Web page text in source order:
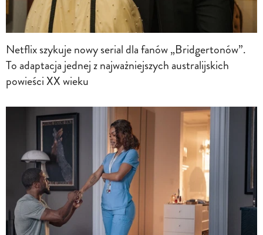
Netflix szykuje nowy serial dla fanów „Bridgertonów”.
To adaptacja jednej z najważniejszych australijskich
powieści XX wieku